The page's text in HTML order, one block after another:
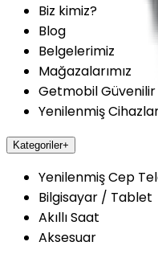
Biz kimiz?
Blog
Belgelerimiz
Mağazalarımız
Getmobil Güvenilir
Yenilenmiş
Kategoriler+
Yenilenmiş Cep
Bilgisayar / Tablet
Akıllı Saat
Aksesuar